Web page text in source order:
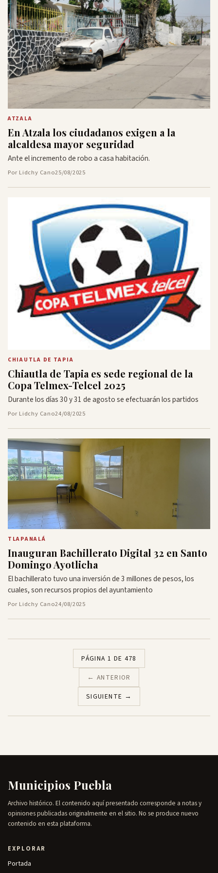
ATZALA
En Atzala los ciudadanos exigen a la
alcaldesa mayor seguridad
Ante el incremento de robo a casa habitación.
Por Lidchy Cano25/08/2025
CHIAUTLA DE TAPIA
Chiautla de Tapia es sede regional de la
Copa Telmex-Telcel 2025
Durante los días 30 y 31 de agosto se efectuarán los partidos
Por Lidchy Cano24/08/2025
TLAPANALÁ
Inauguran Bachillerato Digital 32 en Santo
Domingo Ayotlicha
El bachillerato tuvo una inversión de 3 millones de pesos, los
cuales, son recursos propios del ayuntamiento
Por Lidchy Cano24/08/2025
← ANTERIOR
PÁGINA 1 DE 478
SIGUIENTE →
Municipios Puebla
Archivo histórico. El contenido aquí presentado corresponde a notas y
opiniones publicadas originalmente en el sitio. No se produce nuevo
contenido en esta plataforma.
EXPLORAR
Portada